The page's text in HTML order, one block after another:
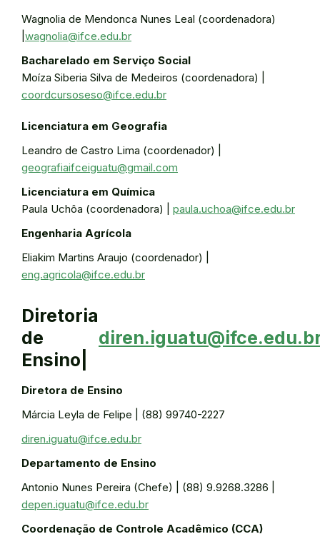
Wagnolia de Mendonca Nunes Leal (coordenadora)
wagnolia@ifce.edu.br
Bacharelado em Serviço Social
Moíza Siberia Silva de Medeiros (coordenadora) |
coordcursoseso@ifce.edu.br
Licenciatura em Geografia
Leandro de Castro Lima (coordenador) |
geografiaifceiguatu@gmail.com
Licenciatura em Química
Paula Uchôa (coordenadora) | paula.uchoa@ifce.edu.br
Engenharia Agrícola
Eliakim Martins Araujo (coordenador) |
eng.agricola@ifce.edu.br
Diretoria
de
Ensino|
Diretora de Ensino
Márcia Leyla de Felipe | (88) 99740-2227
diren.iguatu@ifce.edu.br
Departamento de Ensino
Antonio Nunes Pereira (Chefe) | (88) 9.9268.3286 |
depen.iguatu@ifce.edu.br
Coordenação de Controle Acadêmico (CCA)